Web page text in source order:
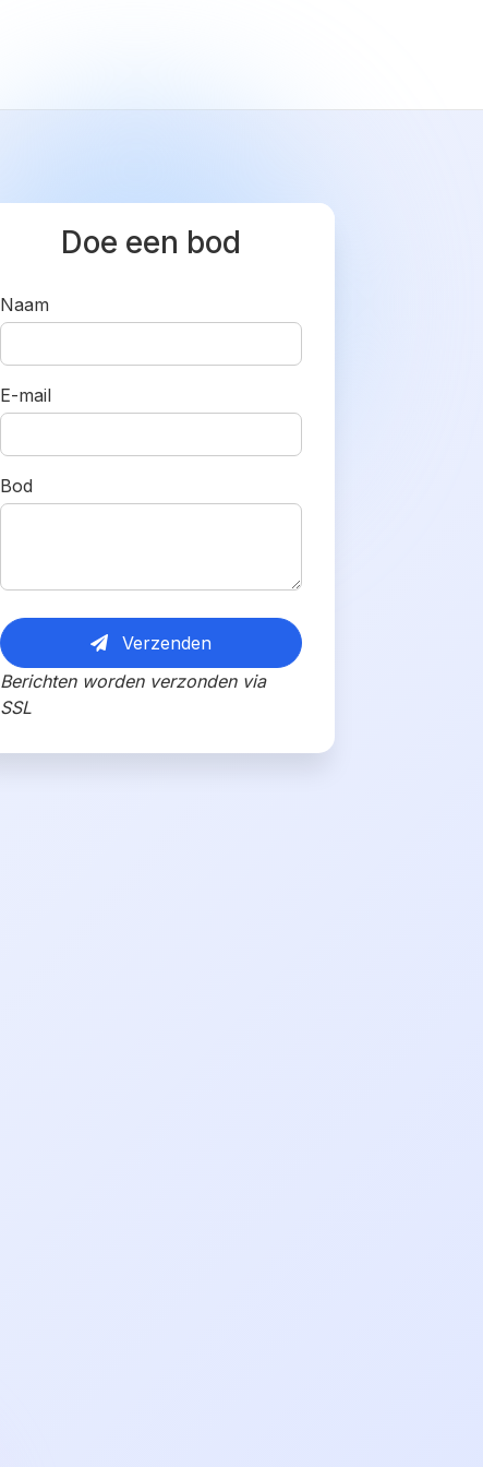
Doe een bod
Naam
E-mail
Bod
Verzenden
Berichten worden verzonden via
SSL